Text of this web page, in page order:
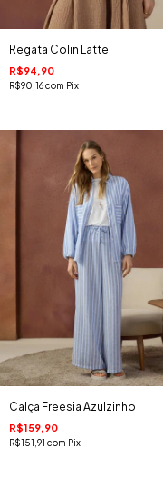
Regata Colin Latte
R$94,90
R$90,16com Pix
Calça Freesia Azulzinho
R$159,90
R$151,91 com Pix